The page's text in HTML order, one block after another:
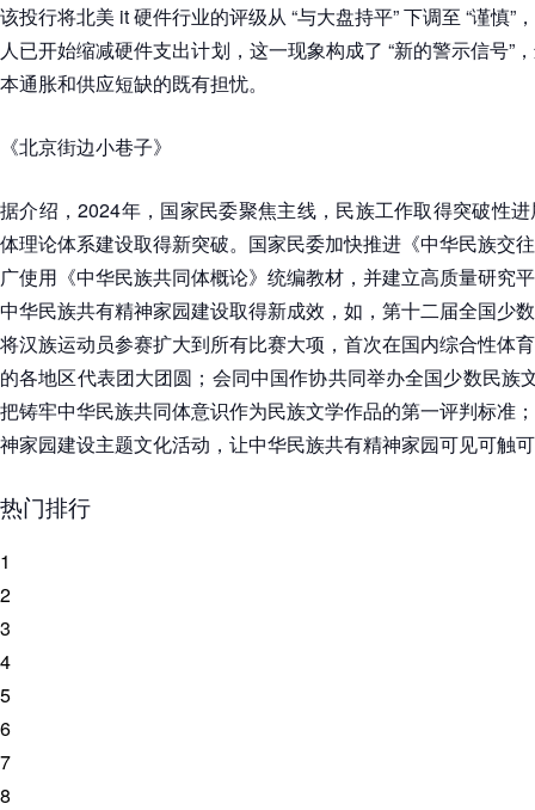
该投行将北美 it 硬件行业的评级从 “与大盘持平” 下调至 “谨慎”
人已开始缩减硬件支出计划，这一现象构成了 “新的警示信号”
本通胀和供应短缺的既有担忧。
《北京街边小巷子》
据介绍，2024年，国家民委聚焦主线，民族工作取得突破性
体理论体系建设取得新突破。国家民委加快推进《中华民族交
广使用《中华民族共同体概论》统编教材，并建立高质量研究
中华民族共有精神家园建设取得新成效，如，第十二届全国少
将汉族运动员参赛扩大到所有比赛大项，首次在国内综合性体
的各地区代表团大团圆；会同中国作协共同举办全国少数民族
把铸牢中华民族共同体意识作为民族文学作品的第一评判标准
神家园建设主题文化活动，让中华民族共有精神家园可见可触
热门排行
1
2
3
4
5
6
7
8